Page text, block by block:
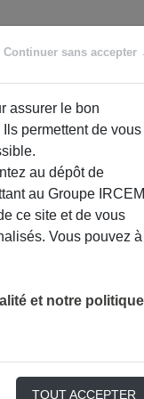
tout
Continuer sans accepter
assurer le bon
permettent de vous
au dépôt de
au Groupe IRCEM
ce site et de vous
Vous pouvez à
et notre politique
TOUT ACCEPTER